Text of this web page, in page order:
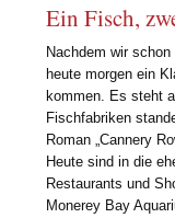
Ein Fisch,
Nachdem wir
heute morgen ein
kommen. Es steht
Fischfabriken
Roman „Cannery
Heute sind in die
Restaurants und
Monerey Bay